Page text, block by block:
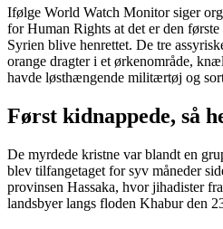
Ifølge World Watch Monitor siger
for Human Rights at det er den
Syrien blive henrettet. De tre
orange dragter i et ørkenområde,
havde løsthængende militærtøj og
Først kidnappede, så
De myrdede kristne var blandt en
blev tilfangetaget for syv måneder
provinsen Hassaka, hvor jihadister
landsbyer langs floden Khabur den